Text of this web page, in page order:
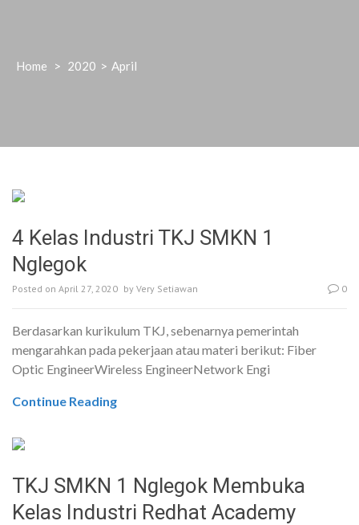
Home > 2020 > April
4 Kelas Industri TKJ SMKN 1
Nglegok
Posted on April 27, 2020 by Very Setiawan 0
Berdasarkan kurikulum TKJ, sebenarnya pemerintah
mengarahkan pada pekerjaan atau materi berikut: Fiber
Optic EngineerWireless EngineerNetwork Engi
Continue Reading
TKJ SMKN 1 Nglegok Membuka
Kelas Industri Redhat Academy